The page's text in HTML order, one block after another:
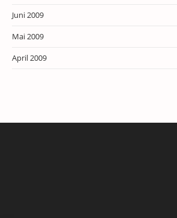
Juni 2009
Mai 2009
April 2009